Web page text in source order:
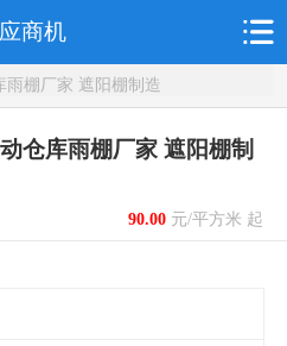
商机
棚厂家 遮阳棚制造
仓库雨棚厂家 遮阳棚制
90.00元/平方米 起